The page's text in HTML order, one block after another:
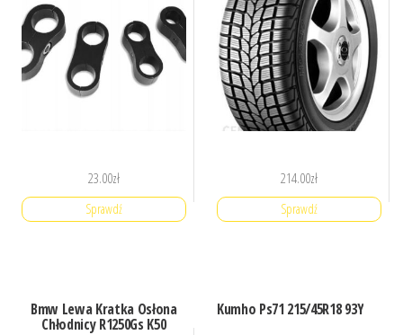
23.00zł
Sprawdź
214.00zł
Sprawdź
Bmw Lewa Kratka Osłona
Chłodnicy R1250Gs K50
Kumho Ps71 215/45R18 93Y